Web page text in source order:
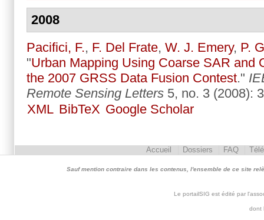
2008
Pacifici, F., F. Del Frate, W. J. Emery, P.
"Urban Mapping Using Coarse SAR and
the 2007 GRSS Data Fusion Contest."
Remote Sensing Letters 5, no. 3 (2008):
XML BibTeX Google Scholar
Accueil Dossiers FAQ
Sauf mention contraire dans les contenus, l'ensemble de ce site
Le portailSIG est édité par
dont